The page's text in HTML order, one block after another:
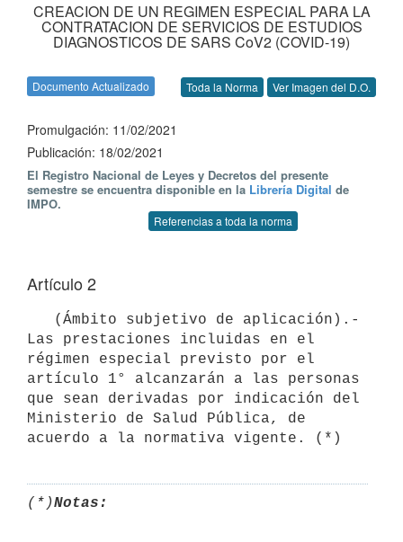
CREACION DE UN REGIMEN ESPECIAL PARA LA
CONTRATACION DE SERVICIOS DE ESTUDIOS
DIAGNOSTICOS DE SARS CoV2 (COVID-19)
Documento Actualizado Toda la Norma Ver Imagen del D.O.
Promulgación: 11/02/2021
Publicación: 18/02/2021
El Registro Nacional de Leyes y Decretos del presente
semestre se encuentra disponible en la Librería Digital de
IMPO.
Referencias a toda la norma
Artículo 2
Las prestaciones incluidas en el
régimen especial previsto por el
artículo 1° alcanzarán a las personas
que sean derivadas por indicación del
Ministerio de Salud Pública, de
acuerdo a la normativa vigente. (*)
(*)Notas: